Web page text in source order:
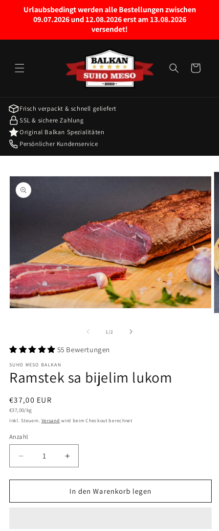
zum
Inhalt
Urlaubsbedingt werden alle Bestellungen zwischen
09.07.2026 und 12.08.2026 erst am 13.08.2026
versendet!
Warenkorb
Frisch verpackt & schnell geliefert
SSL & sichere Zahlung
Original Balkan Spezialitäten
Persönlicher Kundenservice
1 /von
2
55 Bewertungen
SUHO MESO BALKAN
Ramstek sa bijelim lukom
Normaler
Preis
€37,00 EUR
Grundpreis
€37,00/kg
Inkl. Steuern. Versand wird beim Checkout berechnet
Anzahl
Anzahl
Verringere
die
Menge
Ramstek
Erhöhe
die
Menge
für
Ramstek
In den Warenkorb legen